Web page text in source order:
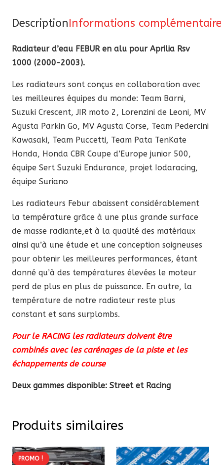
Street/Racing
Aprilia
1000
2000-
2003
DescriptionInformations
Radiateur d’eau FEBUR en alu pour Aprilia Rsv
1000 (2000-2003).
Les radiateurs sont conçus en collaboration avec
les meilleures équipes du monde: Team Barni,
Suzuki Crescent, JIR moto 2, Lorenzini de Leoni, MV
Agusta Parkin Go, MV Agusta Corse, Team Pedercini
Kawasaki, Team Puccetti, Team Pata TenKate
Honda, Honda CBR Coupe d’Europe junior 500,
équipe Sert Suzuki Endurance, projet Iodaracing,
équipe Suriano
Les radiateurs Febur abaissent considérablement
la température grâce à une plus grande surface
de masse radiante,et à la qualité des matériaux
ainsi qu’à une étude et une conception soigneuses
pour obtenir les meilleures performances, étant
donné qu’à des températures élevées le moteur
perd de plus en plus de puissance. En outre, la
température de notre radiateur reste plus
constant et sans surplombs.
Pour le RACING les radiateurs doivent être
combinés avec les carénages de la piste et les
échappements de course
Deux gammes disponible: Street et Racing
Produits similaires
PROMO !